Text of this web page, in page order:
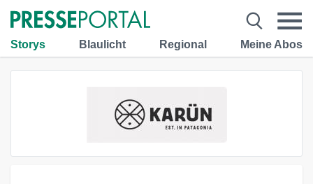
Storys Blaulicht Regional Meine Abos